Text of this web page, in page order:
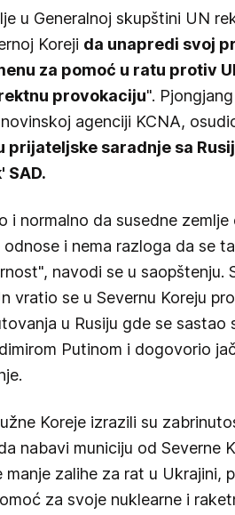
u Generalnoj skupštini UN
Koreji da unapredi svoj
za pomoć u ratu protiv
provokaciju".
agenciji KCNA,
prijateljske saradnje sa
SAD.
i normalno da susedne zemlje
i nema razloga da se
navodi se u saopštenju.
vratio se u Severnu Koreju
u Rusiju gde se sastao
Putinom i dogovorio
Koreje izrazili su
nabavi municiju od Severne
manje zalihe za rat u Ukrajini,
za svoje nuklearne i